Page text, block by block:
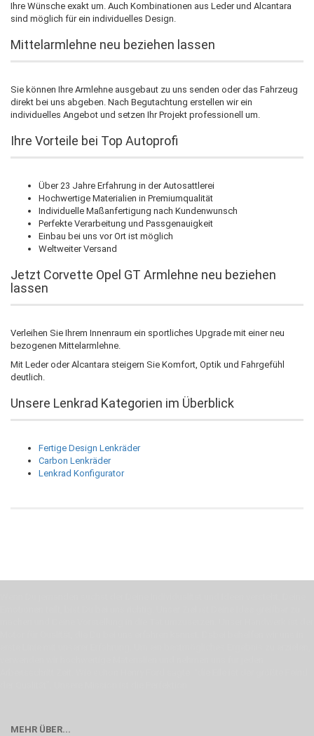
Ihre Wünsche exakt um. Auch Kombinationen aus Leder und Alcantara
sind möglich für ein individuelles Design.
Mittelarmlehne neu beziehen lassen
Sie können Ihre Armlehne ausgebaut zu uns senden oder das Fahrzeug
direkt bei uns abgeben. Nach Begutachtung erstellen wir ein
individuelles Angebot und setzen Ihr Projekt professionell um.
Ihre Vorteile bei Top Autoprofi
Über 23 Jahre Erfahrung in der Autosattlerei
Hochwertige Materialien in Premiumqualität
Individuelle Maßanfertigung nach Kundenwunsch
Perfekte Verarbeitung und Passgenauigkeit
Einbau bei uns vor Ort ist möglich
Weltweiter Versand
Jetzt Corvette Opel GT Armlehne neu beziehen
lassen
Verleihen Sie Ihrem Innenraum ein sportliches Upgrade mit einer neu
bezogenen Mittelarmlehne.
Mit Leder oder Alcantara steigern Sie Komfort, Optik und Fahrgefühl
deutlich.
Unsere Lenkrad Kategorien im Überblick
Fertige Design Lenkräder
Carbon Lenkräder
Lenkrad Konfigurator
MEHR ÜBER...